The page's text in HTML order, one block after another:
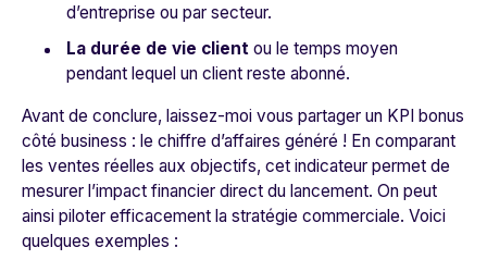
d’entreprise ou par secteur.
La durée de vie client ou le temps moyen
pendant lequel un client reste abonné.
Avant de conclure, laissez-moi vous partager un KPI bonus
côté business : le chiffre d’affaires généré ! En comparant
les ventes réelles aux objectifs, cet indicateur permet de
mesurer l’impact financier direct du lancement. On peut
ainsi piloter efficacement la stratégie commerciale. Voici
quelques exemples :